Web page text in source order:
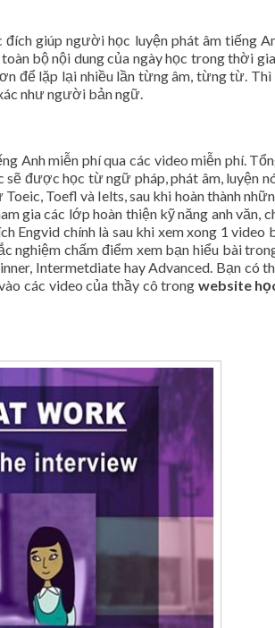
giúp người học luyện phát âm tiếng
bộ nội dung của ngày học trong thời
để lặp lại nhiều lần từng âm, từng từ. Thì
như người bản ngữ.
Anh miễn phí qua các video miễn phí.
được học từ ngữ pháp, phát âm, luyện
Toefl và Ielts, sau khi hoàn thành
gia các lớp hoàn thiện kỹ năng anh văn,
Engvid chính là sau khi xem xong 1 video
nghiệm chấm điểm xem bạn hiểu bài
Intermetdiate hay Advanced. Bạn có
các video của thầy cô trong website